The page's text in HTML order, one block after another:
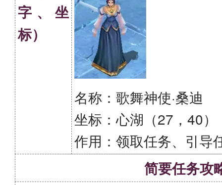
字、坐
标）
名称：歌舞神使·桑迪
坐标：心湖（27，40）
作用：领取任务、引导
简要任务攻